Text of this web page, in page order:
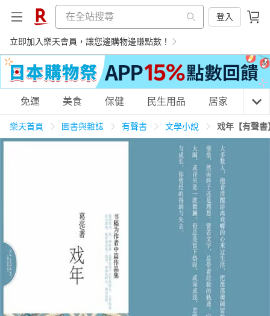
登入
立即加入樂天會員，讓您邊購物邊賺點數！
購物網分類
養生保健 民生用品
3C家電 運動休閒 親子玩具
男裝 情趣用品
日本購物 電子/紙本書
免運 美食 保健 民生用品 居家 3C
樂天首頁 圖書與雜誌 有聲書 文學小說 戏年【有聲書